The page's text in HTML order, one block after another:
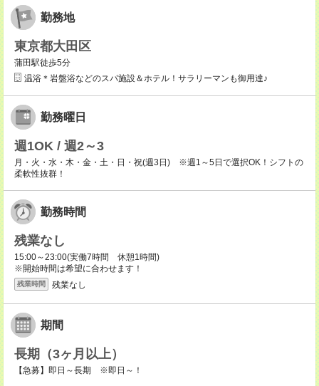
勤務地
東京都大田区
蒲田駅徒歩5分
温浴＊岩盤浴などのスパ施設＆ホテル！サラリーマンも御用達♪
勤務曜日
週1OK / 週2～3
月・火・水・木・金・土・日・祝(週3日) ※週1～5日で選択OK！シフトの
柔軟性抜群！
勤務時間
残業なし
15:00～23:00(実働7時間 休憩1時間)
※開始時間は希望に合わせます！
残業時間 残業なし
期間
長期（3ヶ月以上）
【急募】即日～長期 ※即日～！